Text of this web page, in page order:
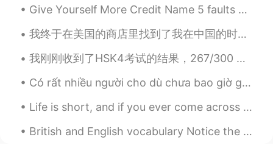
happy Canada day
Zoe 2020.07.01 06:57
CN EN
我们喜欢去外面吃饭还有和很多人public
party 晚上有花火但是今年很多人在家里
看看花火
在上网
party 晚上有花火但是今年很多人在家里
Give Yourself More Credit Name 5 faults you’d like to get rid of. Now, name 5 wonderful qualit...
我终于在美国的商店里找到了我在中国的时候用的这种牙膏味道 😁 In America, toothpastes are usually a strong, fake mint flavor or...
我刚刚收到了HSK4考试的结果，267/300 还可以吧 😁 Acabo de recibir los resultados de mi examen chino, conseguí 267/...
Có rất nhiều người cho dù chưa bao giờ gặp tôi, vẫn nói "nice to meet you" khi chúng tôi chỉ mới ...
Life is short, and if you ever come across a beautiful, exciting, crazy moment in it, you gotta s...
British and English vocabulary Notice the different ways that common things are called in both ...